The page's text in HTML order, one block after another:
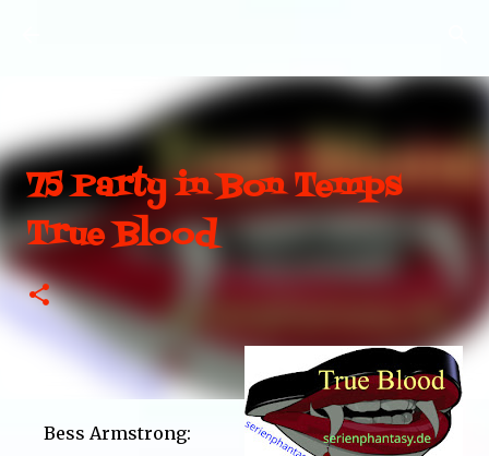
75 Party in Bon Temps
True Blood
Bess Armstrong: